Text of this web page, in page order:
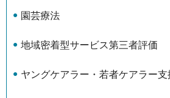
園芸療法
地域密着型サービス第三者評価
ヤングケアラー・若者ケアラー支